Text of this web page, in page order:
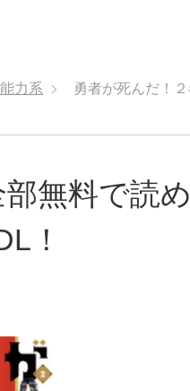
力系 勇者が死んだ！
無料で読め
！